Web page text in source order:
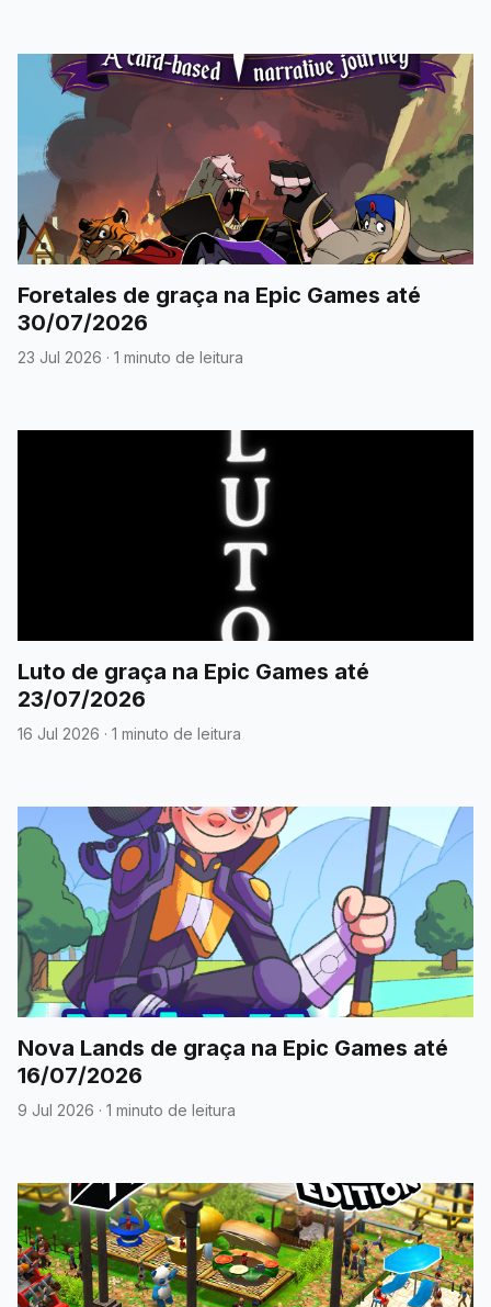
Foretales de graça na Epic Games até
30/07/2026
23 Jul 2026 · 1 minuto de leitura
Luto de graça na Epic Games até
23/07/2026
16 Jul 2026 · 1 minuto de leitura
Nova Lands de graça na Epic Games até
16/07/2026
9 Jul 2026 · 1 minuto de leitura